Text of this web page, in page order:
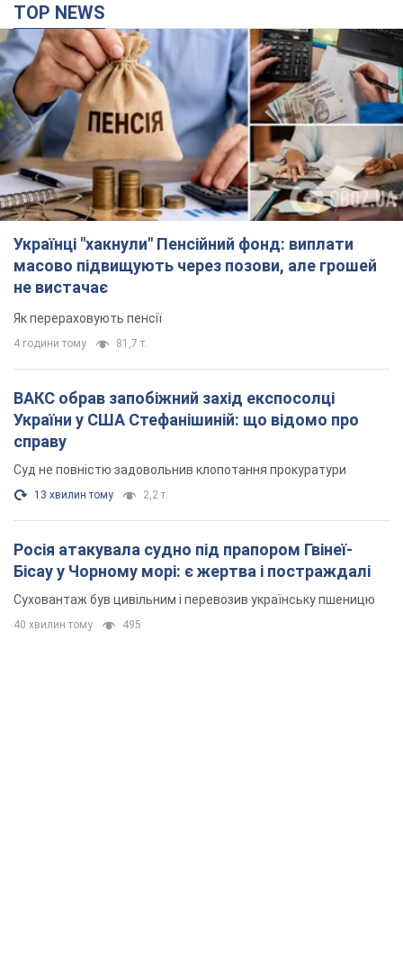
TOP NEWS
Українці "хакнули" Пенсійний фонд: виплати
масово підвищують через позови, але грошей
не вистачає
Як перераховують пенсії
4 години тому 81,7 т.
ВАКС обрав запобіжний захід експосолці
України у США Стефанішиній: що відомо про
справу
Суд не повністю задовольнив клопотання прокуратури
13 хвилин тому 2,2 т.
Росія атакувала судно під прапором Гвінеї-
Бісау у Чорному морі: є жертва і постраждалі
Суховантаж був цивільним і перевозив українську пшеницю
40 хвилин тому 495